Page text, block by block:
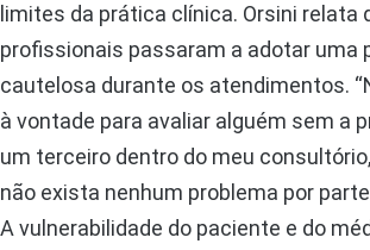
limites da prática clínica. Orsini relata
profissionais passaram a adotar uma
cautelosa durante os atendimentos.
à vontade para avaliar alguém sem a
um terceiro dentro do meu
não exista nenhum problema por
A vulnerabilidade do paciente e do